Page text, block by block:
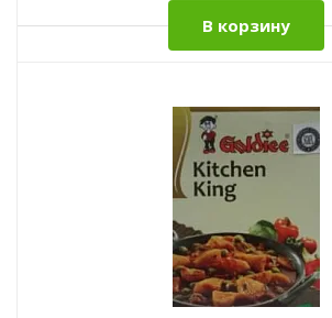
В корзину